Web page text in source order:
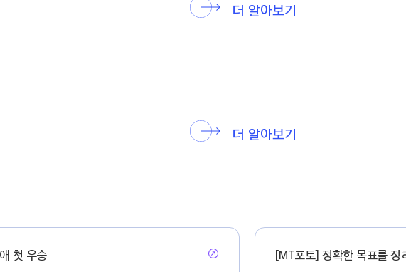
더 알아보기
더 알아보기
첫 우승 [MT포토] 정확한 목표를 정